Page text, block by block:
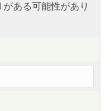
ある可能性があり